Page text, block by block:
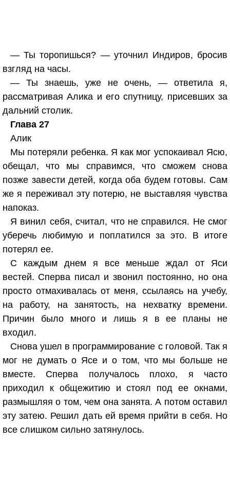
— Ты торопишься? — уточнил Индиров, бросив
взгляд на часы.
— Ты знаешь, уже не очень, — ответила я,
рассматривая Алика и его спутницу, присевших за
дальний столик.
Глава 27
Алик
Мы потеряли ребенка. Я как мог успокаивал Ясю,
обещал, что мы справимся, что сможем снова
позже завести детей, когда оба будем готовы. Сам
же я переживал эту потерю, не выставляя чувства
напоказ.
Я винил себя, считал, что не справился. Не смог
уберечь любимую и поплатился за это. В итоге
потерял ее.
С каждым днем я все меньше ждал от Яси
вестей. Сперва писал и звонил постоянно, но она
просто отмахивалась от меня, ссылаясь на учебу,
на работу, на занятость, на нехватку времени.
Причин было много и лишь я в ее планы не
входил.
Снова ушел в программирование с головой. Так я
мог не думать о Ясе и о том, что мы больше не
вместе. Сперва получалось плохо, я часто
приходил к общежитию и стоял под ее окнами,
размышляя о том, чем она занята. А потом оставил
эту затею. Решил дать ей время прийти в себя. Но
все слишком сильно затянулось.